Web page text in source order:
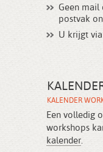
Geen mail
postvak
U krijgt
KALENDER
Een volledig
workshops
kalender.